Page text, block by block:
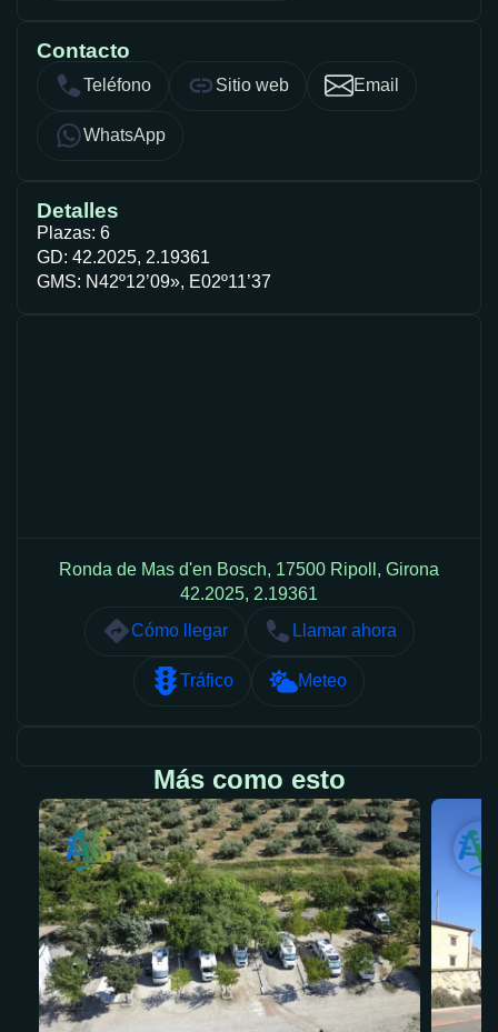
Contacto
Teléfono Sitio web Email
WhatsApp
Detalles
Plazas: 6
GD: 42.2025, 2.19361
GMS: N42º12’09», E02º11’37
Ronda de Mas d'en Bosch, 17500 Ripoll, Girona
42.2025, 2.19361
Cómo llegar
Llamar ahora
Tráfico Meteo
Más como esto